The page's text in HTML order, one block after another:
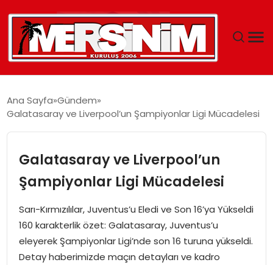
GÜNCEL
SAĞLIK
EĞITIM
SPOR
Ana Sayfa Gündem
Galatasaray ve Liverpool’un Şampiyonlar Ligi Mücadelesi
Galatasaray ve Liverpool’un
Şampiyonlar Ligi Mücadelesi
Sarı-Kırmızılılar, Juventus’u Eledi ve Son 16’ya Yükseldi
160 karakterlik özet: Galatasaray, Juventus’u
eleyerek Şampiyonlar Ligi’nde son 16 turuna yükseldi.
Detay haberimizde maçın detayları ve kadro